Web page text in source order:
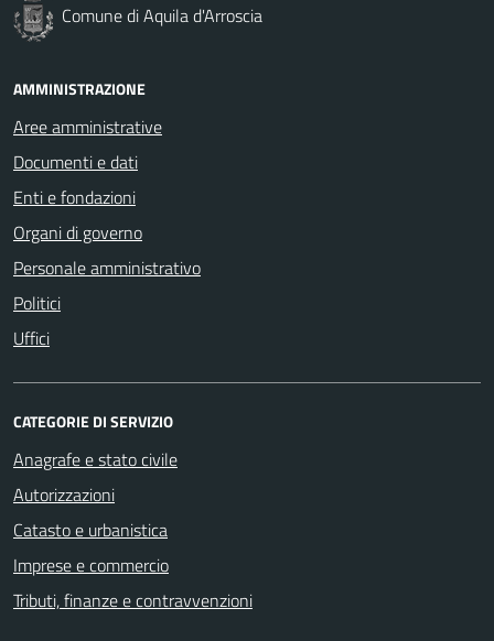
Comune di Aquila d'Arroscia
AMMINISTRAZIONE
Aree amministrative
Documenti e dati
Enti e fondazioni
Organi di governo
Personale amministrativo
Politici
Uffici
CATEGORIE DI SERVIZIO
Anagrafe e stato civile
Autorizzazioni
Catasto e urbanistica
Imprese e commercio
Tributi, finanze e contravvenzioni